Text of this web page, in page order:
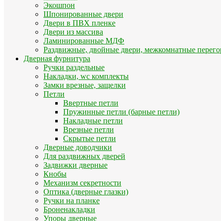
Экошпон
Шпонированные двери
Двери в ПВХ пленке
Двери из массива
Ламинированные МДФ
Раздвижные, двойные двери, межкомнатные
Дверная фурнитура
Ручки раздельные
Накладки, wc комплекты
Замки врезные, защелки
Петли
Ввертные петли
Пружинные петли (барные петли)
Накладные петли
Врезные петли
Скрытые петли
Дверные доводчики
Для раздвижных дверей
Задвижки дверные
Кнобы
Механизм секретности
Оптика (дверные глазки)
Ручки на планке
Броненакладки
Упоры дверные